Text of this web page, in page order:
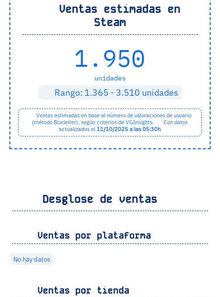
Ventas estimadas en
Steam
1.950
unidades
Rango: 1.365 - 3.510 unidades
Ventas estimadas en base al número de valoraciones de usuario
(método Boxleiter), segúncriterios de VGInsights.
Con datos
actualizados el11/10/2025 a las 05:30h
Desglose de ventas
Ventas por plataforma
No hay datos
Ventas por tienda